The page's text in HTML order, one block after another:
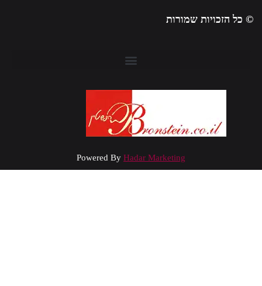
כל הזכויות שמורות
Powered ByHadar Marketing